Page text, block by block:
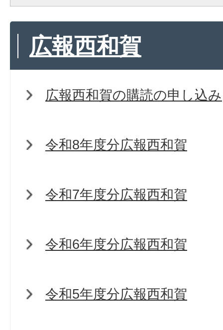
広報西和賀
広報西和賀の購読の申し込み
令和8年度分広報西和賀
令和7年度分広報西和賀
令和6年度分広報西和賀
令和5年度分広報西和賀